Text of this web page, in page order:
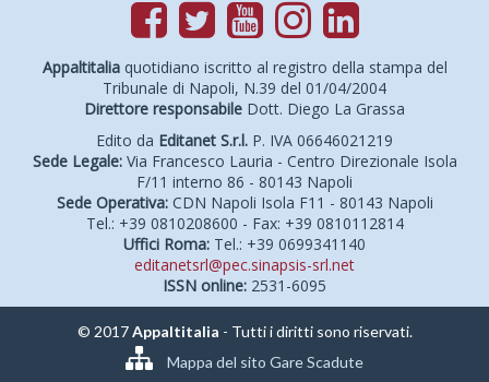
Appaltitaliaquotidiano iscritto al registro della stampa del
Tribunale di Napoli, N.39 del 01/04/2004
Direttore responsabile Dott. Diego La Grassa
Edito da Editanet S.r.l. P. IVA 06646021219
Sede Legale:Via Francesco Lauria - Centro Direzionale Isola
F/11 interno 86 - 80143 Napoli
Sede Operativa:CDN Napoli Isola F11 - 80143 Napoli
Tel.: +39 0810208600 - Fax: +39 0810112814
Uffici Roma: Tel.: +39 0699341140
editanetsrl@pec.sinapsis-srl.net
ISSN online: 2531-6095
© 2017Appaltitalia - Tutti i diritti sono riservati.
Mappa del sito Gare Scadute